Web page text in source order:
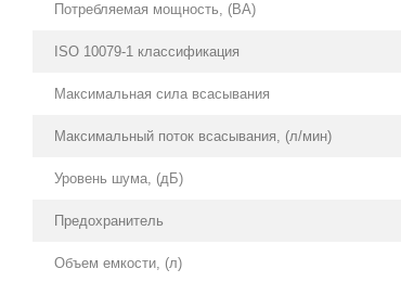
Потребляемая мощность, (ВА)
ISO 10079-1 классификация
Максимальная сила всасывания
Максимальный поток всасывания, (л/мин)
Уровень шума, (дБ)
Предохранитель
Объем емкости, (л)